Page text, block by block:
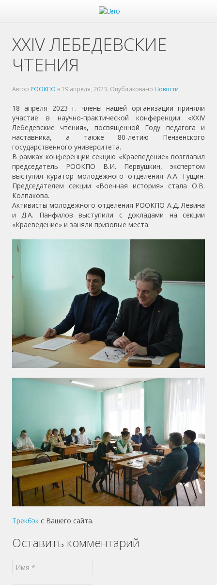
XXIV ЛЕБЕДЕВСКИЕ
ЧТЕНИЯ
Автор РООКПО в 19 апреля, 2023. Опубликовано Новости
18 апреля 2023 г. члены нашей организации приняли
участие в научно-практической конференции «XXIV
Лебедевские чтения», посвященной Году педагога и
наставника, а также 80-летию Пензенского
государственного университета.
В рамках конференции секцию «Краеведение» возглавил
председатель РООКПО В.И. Первушкин, экспертом
выступил куратор молодёжного отделения А.А. Гущин.
Председателем секции «Военная история» стала О.В.
Колпакова.
Активисты молодёжного отделения РООКПО А.Д. Левина
и Д.А. Панфилов выступили с докладами на секции
«Краеведение» и заняли призовые места.
Трекбэк с Вашего сайта.
Оставить комментарий